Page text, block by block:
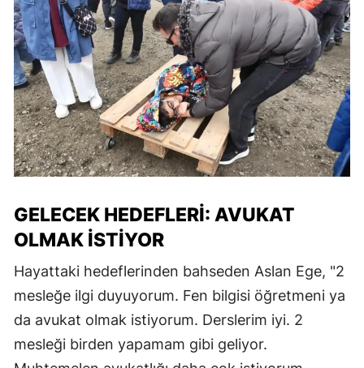
GELECEK HEDEFLERI: AVUKAT
OLMAK İSTIYOR
Hayattaki hedeflerinden bahseden Aslan Ege, "2
mesleğe ilgi duyuyorum. Fen bilgisi öğretmeni ya
da avukat olmak istiyorum. Derslerim iyi. 2
mesleği birden yapamam gibi geliyor.